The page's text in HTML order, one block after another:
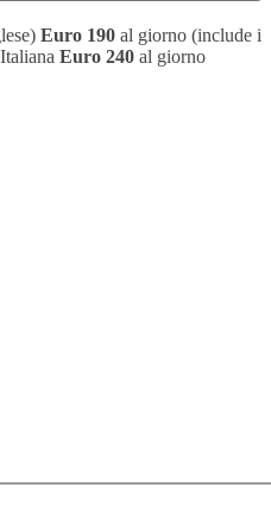
Euro 190 al giorno (include i
Euro 240 al giorno